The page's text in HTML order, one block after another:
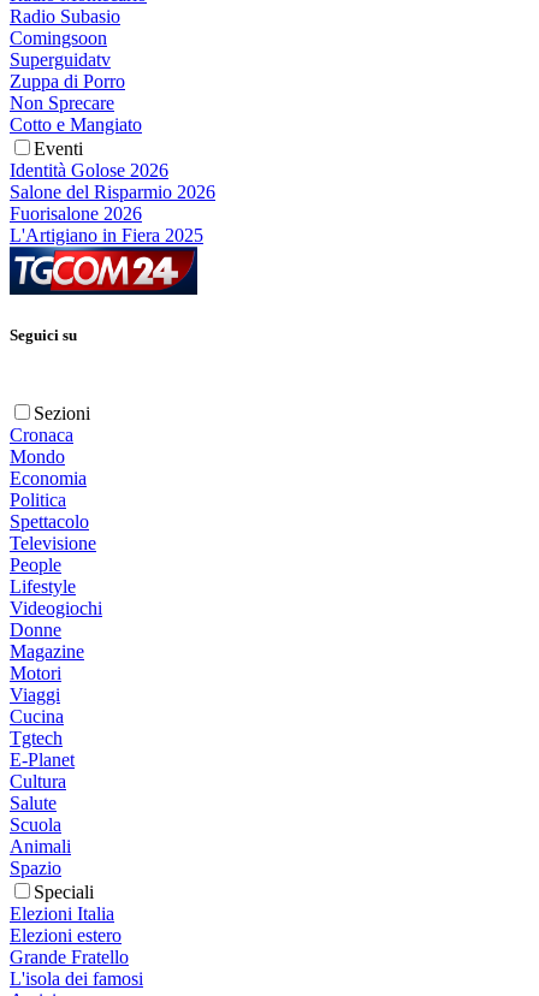
Radio Subasio
Comingsoon
Superguidatv
Zuppa di Porro
Non Sprecare
Cotto e Mangiato
Eventi
Identità Golose 2026
Salone del Risparmio 2026
Fuorisalone 2026
L'Artigiano in Fiera 2025
Seguici su
Sezioni
Cronaca
Mondo
Economia
Politica
Spettacolo
Televisione
People
Lifestyle
Videogiochi
Donne
Magazine
Motori
Viaggi
Cucina
Tgtech
E-Planet
Cultura
Salute
Scuola
Animali
Spazio
Speciali
Elezioni Italia
Elezioni estero
Grande Fratello
L'isola dei famosi